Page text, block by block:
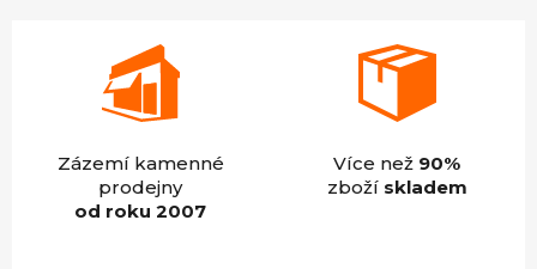
Zázemí kamenné
prodejny
od roku 2007
Více než 90%
zboží skladem